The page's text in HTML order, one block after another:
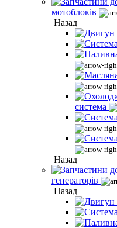
мотоблоків
Назад
система
Назад
генераторів
Назад